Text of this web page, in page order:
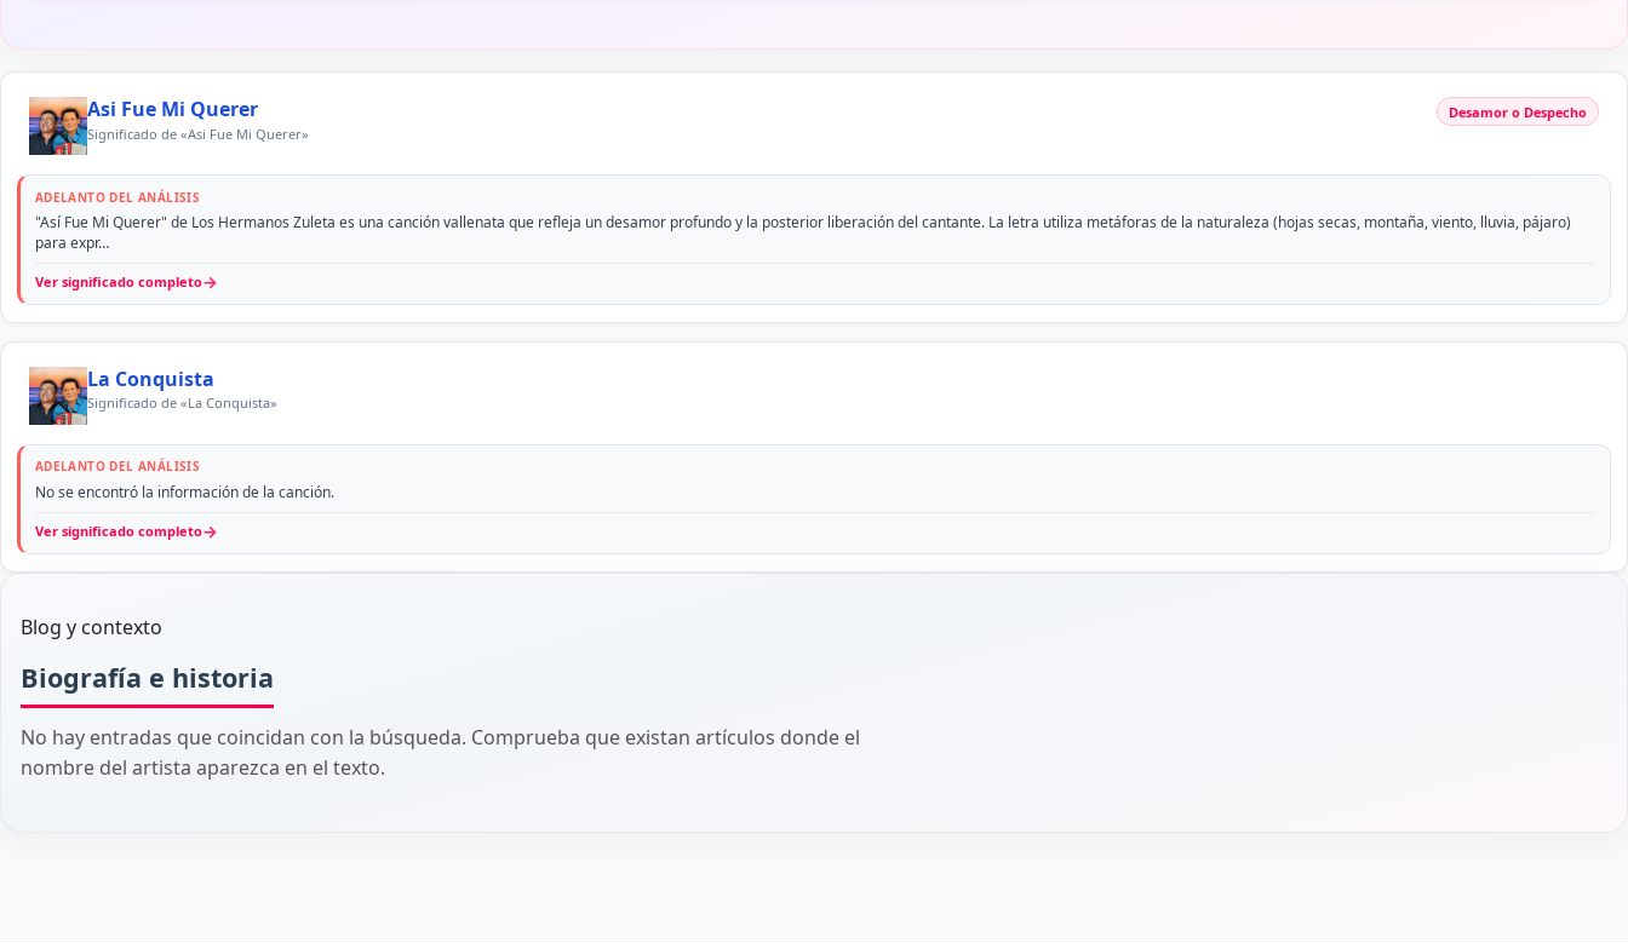
Asi Fue Mi Querer
Significado de «Asi Fue Mi Querer»
Desamor o Despecho
ADELANTO DEL ANÁLISIS
"Así Fue Mi Querer" de Los Hermanos Zuleta es una canción vallenata que refleja un desamor profundo y la posterior liberación del cantante. La letra utiliza metáforas de la naturaleza (hojas secas, montaña, viento, lluvia, pájaro)
para expr…
Ver significado completo→
La Conquista
Significado de «La Conquista»
ADELANTO DEL ANÁLISIS
No se encontró la información de la canción.
Ver significado completo→
Blog y contexto
Biografía e historia
No hay entradas que coincidan con la búsqueda. Comprueba que existan artículos donde el
nombre del artista aparezca en el texto.